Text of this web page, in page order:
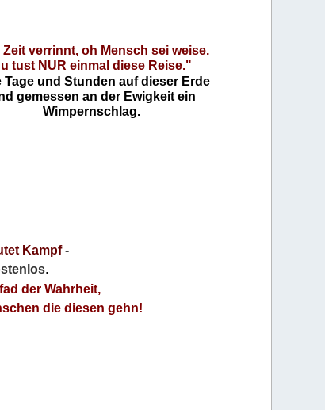
Zeit verrinnt, oh Mensch sei weise.
tust NUR einmal diese Reise."
Tage und Stunden auf dieser Erde
gemessen an der Ewigkeit ein
Wimpernschlag.
Kampf-
.
der Wahrheit,
die diesen gehn!